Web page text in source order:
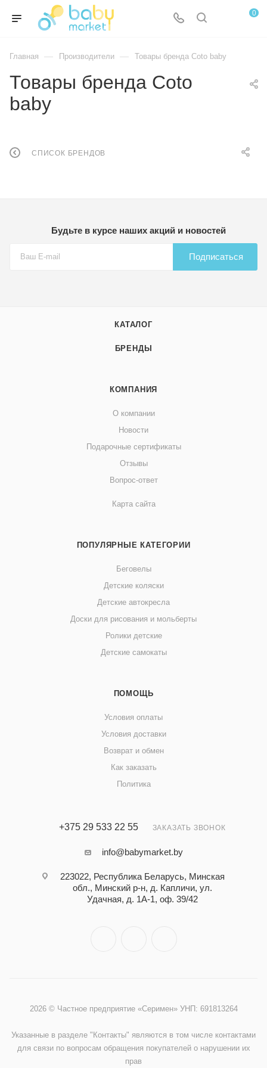
0
Главная — Производители — Товары бренда Coto baby
Товары бренда Coto
baby
СПИСОК БРЕНДОВ
Будьте в курсе наших акций и новостей
Подписаться
КАТАЛОГ
БРЕНДЫ
КОМПАНИЯ
О компании
Новости
Подарочные сертификаты
Отзывы
Вопрос-ответ
Карта сайта
ПОПУЛЯРНЫЕ КАТЕГОРИИ
Беговелы
Детские коляски
Детские автокресла
Доски для рисования и мольберты
Ролики детские
Детские самокаты
ПОМОЩЬ
Условия оплаты
Условия доставки
Возврат и обмен
Как заказать
Политика
+375 29 533 22 55 ЗАКАЗАТЬ ЗВОНОК
info@babymarket.by
223022, Республика Беларусь, Минская
обл., Минский р-н, д. Капличи, ул.
Удачная, д. 1А-1, оф. 39/42
2026 © Частное предприятие «Серимен» УНП: 691813264
Указанные в разделе "Контакты" являются в том числе контактами
для связи по вопросам обращения покупателей о нарушении их
прав